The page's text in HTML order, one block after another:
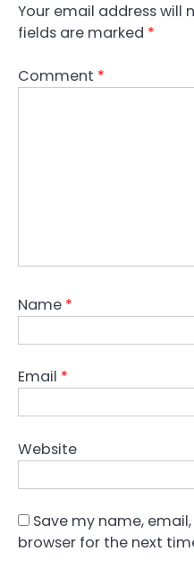
Your email address will
fields are marked *
Comment *
Name *
Email *
Website
Save my name,
browser for the next